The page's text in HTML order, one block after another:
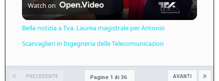
Video
Watch on
Bella notizia a Tva. Laurea magistrale per Antonio
Scarvaglieri in Ingegneria delle Telecomunicazion
PRECEDENTE AVANTI
Pagine 1 di 36